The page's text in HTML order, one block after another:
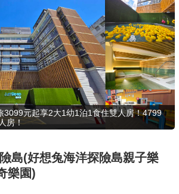
3099元起享2大1幼1泊1食住雙人房！4799
房！
島(好想兔海洋探險島親子樂
樂園)